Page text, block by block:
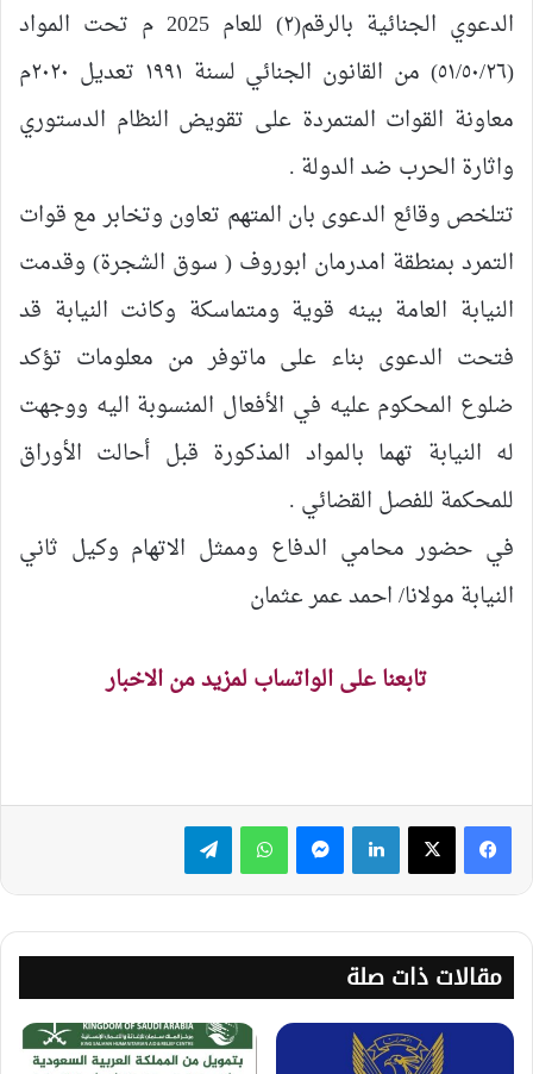
الدعوي الجنائية بالرقم(٢) للعام 2025 م تحت المواد
(٥١/٥٠/٢٦) من القانون الجنائي لسنة ١٩٩١ تعديل ٢٠٢٠م
معاونة القوات المتمردة على تقويض النظام الدستوري
واثارة الحرب ضد الدولة .
تتلخص وقائع الدعوى بان المتهم تعاون وتخابر مع قوات
التمرد بمنطقة امدرمان ابوروف ( سوق الشجرة) وقدمت
النيابة العامة بينه قوية ومتماسكة وكانت النيابة قد
فتحت الدعوى بناء على ماتوفر من معلومات تؤكد
ضلوع المحكوم عليه في الأفعال المنسوبة اليه ووجهت
له النيابة تهما بالمواد المذكورة قبل أحالت الأوراق
للمحكمة للفصل القضائي .
في حضور محامي الدفاع وممثل الاتهام وكيل ثاني
النيابة مولانا/ احمد عمر عثمان
تابعنا على الواتساب لمزيد من الاخبار
لينكدإن ماسنجر واتساب تيلقرام
مقالات ذات صلة